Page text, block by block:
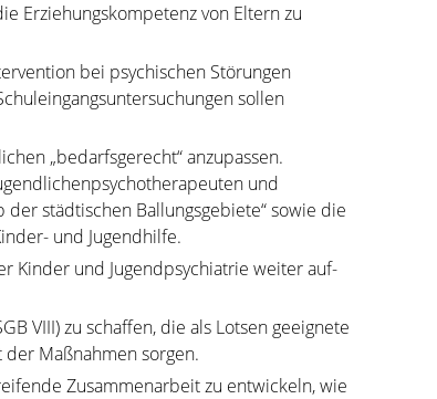
Erziehungskompetenz von Eltern zu
bei psychischen Störungen
sollen
„bedarfsgerecht“ anzupassen.
und
städtischen Ballungsgebiete“ sowie die
und Jugendhilfe.
Kinder und Jugendpsychiatrie weiter auf-
VIII) zu schaffen, die als Lotsen geeignete
Maßnahmen sorgen.
Zusammenarbeit zu entwickeln, wie